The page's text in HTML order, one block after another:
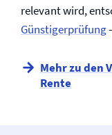
relevant wird,
Günstigerprüfung
Mehr zu den
Rente